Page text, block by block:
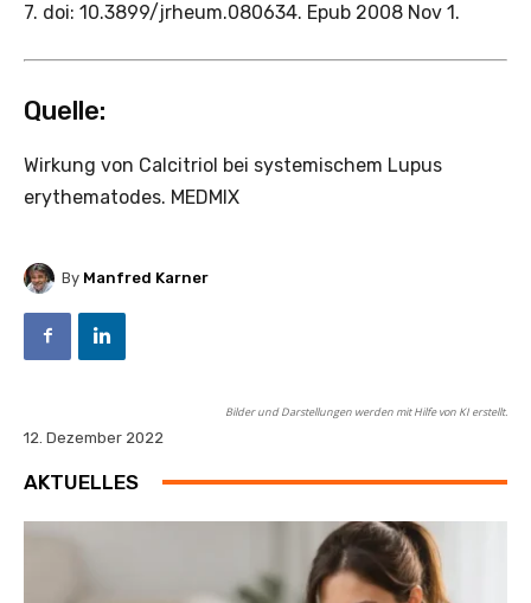
7. doi: 10.3899/jrheum.080634. Epub 2008 Nov 1.
Quelle:
Wirkung von Calcitriol bei systemischem Lupus
erythematodes. MEDMIX
By Manfred Karner
Bilder und Darstellungen werden mit Hilfe von KI erstellt.
12. Dezember 2022
AKTUELLES